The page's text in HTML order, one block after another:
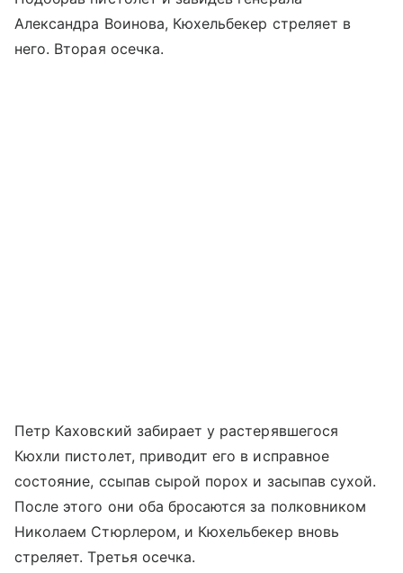
Александра Воинова, Кюхельбекер стреляет в
него. Вторая осечка.
Петр Каховский забирает у растерявшегося
Кюхли пистолет, приводит его в исправное
состояние, ссыпав сырой порох и засыпав сухой.
После этого они оба бросаются за полковником
Николаем Стюрлером, и Кюхельбекер вновь
стреляет. Третья осечка.